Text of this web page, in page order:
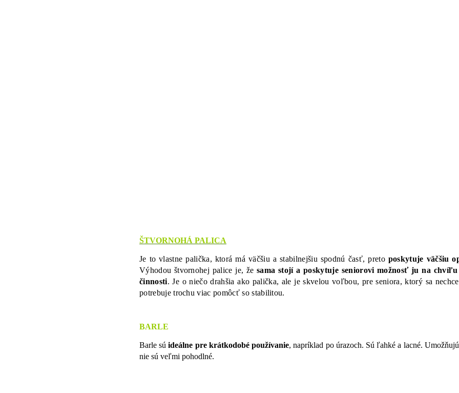
ŠTVORNOHÁ PALICA
Je to vlastne palička, ktorá má väčšiu a stabilnejšiu spodnú časť, preto poskytuje väčšiu
Výhodou štvornohej palice je, žesama stojí a poskytuje seniorovi možnosť ju na
činnosti. Je o niečo drahšia ako palička, ale je skvelou voľbou, pre seniora, ktorý sa
potrebuje trochu viac pomôcť so stabilitou.
BARLE
Barle súideálne pre krátkodobé používanie, napríklad po úrazoch. Sú ľahké a lacné.
nie sú veľmi pohodlné.